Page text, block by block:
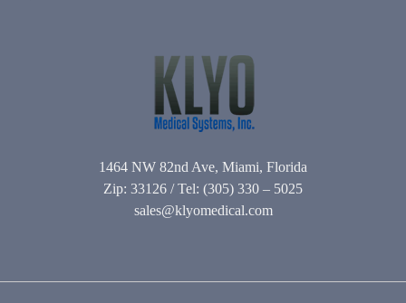
1464 NW 82nd Ave, Miami, Florida
Zip: 33126 / Tel: (305) 330 – 5025
sales@klyomedical.com